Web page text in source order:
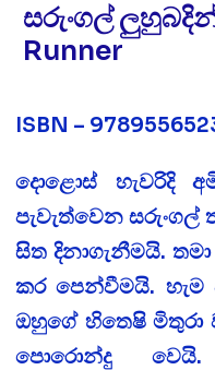
සරුංගල්
Runner
ISBN –
දොළොස් හැවරිදි
පැවැත්වෙන සරුංගල්
සිත දිනාගැනීමයි.
කර පෙන්වීමයි.
ඔහුගේ හිතෙෂි
පොරොන්දු